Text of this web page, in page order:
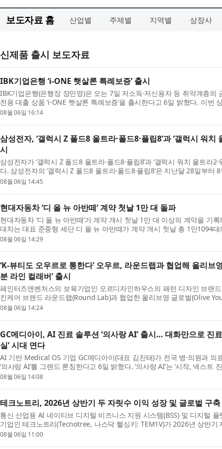
보도자료 홈 산업별 주제별 지역별 상장사
신제품 출시 보도자료
IBK기업은행 ‘i-ONE 햇살론 특례보증’ 출시
IBK기업은행(은행장 장민영)은 오는 7일 저소득·저신용자 등 취약계층의
전용 대출 상품 ‘i-ONE 햇살론 특례보증’을 출시한다고 6일 밝혔다. 이번
상품 ‘...
08월 06일 16:14
삼성전자, ‘갤럭시 Z 폴드8 울트라·폴드8·플립8’과 ‘갤럭시 워치
시
삼성전자가 ‘갤럭시 Z 폴드8 울트라·폴드8·플립8’과 ‘갤럭시 워치 울트라
다. 삼성전자의 ‘갤럭시 Z 폴드8 울트라·폴드8·플립8’은 지난달 28일부
매에서...
08월 06일 14:45
현대자동차 ‘디 올 뉴 아반떼’ 계약 첫날 1만 대 돌파
현대자동차 ‘디 올 뉴 아반떼’가 계약 개시 첫날 1만 대 이상의 계약을 기
대차는 대표 준중형 세단 디 올 뉴 아반떼가 계약 개시 첫날 총 1만1094
다. 이...
08월 06일 14:29
‘K-뷰티도 오우르로 통한다’ 오우르, 라운드랩과 협업해 올리브
분 라인 컬래버’ 출시
페인터즈앤벤처스의 보육기업인 오르디자인하우스의 패턴 디자인 브랜드
킨케어 브랜드 라운드랩(Round Lab)과 협업한 올리브영 글로벌(Olive
다. 이번 협업...
08월 06일 14:24
GC메디아이, AI 진료 솔루션 ‘의사랑 AI’ 출시… 대화만으로 진
실’ 시대 연다
AI 기반 Medical OS 기업 GC메디아이(대표 김진태)가 전국 병·의원과 의
‘의사랑 AI’를 그랜드 론칭한다고 6일 밝혔다. ‘의사랑 AI’는 ‘시작, 넥스트
시...
08월 06일 14:08
테크노트리, 2026년 상반기 두 자릿수 이익 성장 및 글로벌 구
통신 산업용 AI 네이티브 디지털 비즈니스 지원 시스템(BSS) 및 디지털
기업인 테크노트리(Tecnotree, 나스닥 헬싱키: TEM1V)가 2026년 상반기
리는 모든 ...
08월 06일 11:00